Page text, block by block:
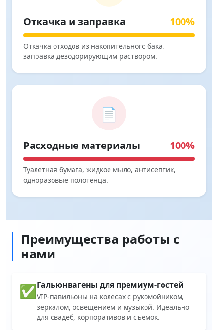
Откачка и заправка 100%
Откачка отходов из накопительного бака,
заправка дезодорирующим раствором.
📄
Расходные материалы 100%
Туалетная бумага, жидкое мыло, антисептик,
одноразовые полотенца.
Преимущества работы с
нами
✅Гальюнвагены для премиум-гостей
VIP-павильоны на колесах с рукомойником,
зеркалом, освещением и музыкой. Идеально
для свадеб, корпоративов и съемок.